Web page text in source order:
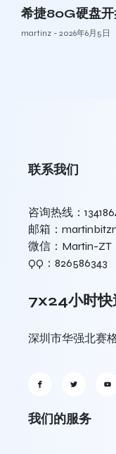
希捷80G硬盘开
martinz 2026年6月5日
联系我们
咨询热线：
邮箱：
微信：Martin-ZT
QQ：826586343
7x24小时快
深圳市华强北赛
我们的服务